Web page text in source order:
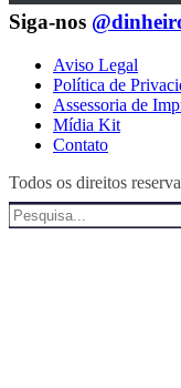
Siga-nos
Aviso Legal
Política de
Assessoria de
Mídia Kit
Contato
Todos os direitos